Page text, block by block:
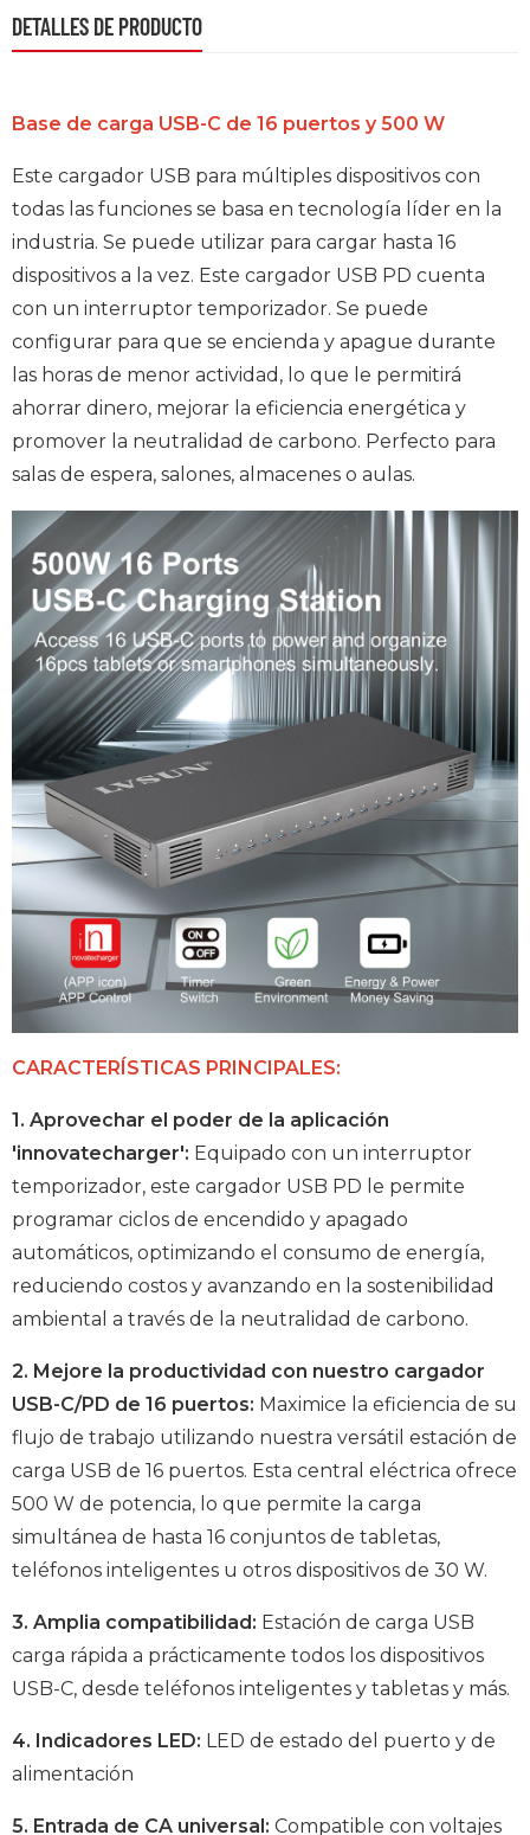
DETALLES DE PRODUCTO
Base de carga USB-C de 16 puertos y 500 W
Este cargador USB para múltiples dispositivos con
todas las funciones se basa en tecnología líder en la
industria. Se puede utilizar para cargar hasta 16
dispositivos a la vez. Este cargador USB PD cuenta
con un interruptor temporizador. Se puede
configurar para que se encienda y apague durante
las horas de menor actividad, lo que le permitirá
ahorrar dinero, mejorar la eficiencia energética y
promover la neutralidad de carbono. Perfecto para
salas de espera, salones, almacenes o aulas.
CARACTERÍSTICAS PRINCIPALES:
1. Aprovechar el poder de la aplicación
'innovatecharger': Equipado con un interruptor
temporizador, este cargador USB PD le permite
programar ciclos de encendido y apagado
automáticos, optimizando el consumo de energía,
reduciendo costos y avanzando en la sostenibilidad
ambiental a través de la neutralidad de carbono.
2. Mejore la productividad con nuestro cargador
USB-C/PD de 16 puertos: Maximice la eficiencia de su
flujo de trabajo utilizando nuestra versátil estación de
carga USB de 16 puertos. Esta central eléctrica ofrece
500 W de potencia, lo que permite la carga
simultánea de hasta 16 conjuntos de tabletas,
teléfonos inteligentes u otros dispositivos de 30 W.
3. Amplia compatibilidad: Estación de carga USB
carga rápida a prácticamente todos los dispositivos
USB-C, desde teléfonos inteligentes y tabletas y más.
4. Indicadores LED: LED de estado del puerto y de
alimentación
5. Entrada de CA universal: Compatible con voltajes